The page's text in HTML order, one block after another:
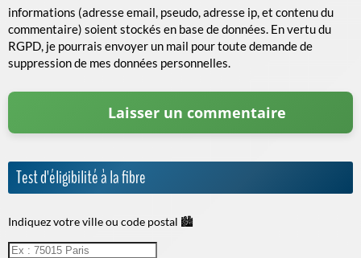
informations (adresse email, pseudo, adresse ip, et contenu du
commentaire) soient stockés en base de données. En vertu du
RGPD, je pourrais envoyer un mail pour toute demande de
suppression de mes données personnelles.
Test d'éligibilité à la fibre
Indiquez votre ville ou code postal 🏙️